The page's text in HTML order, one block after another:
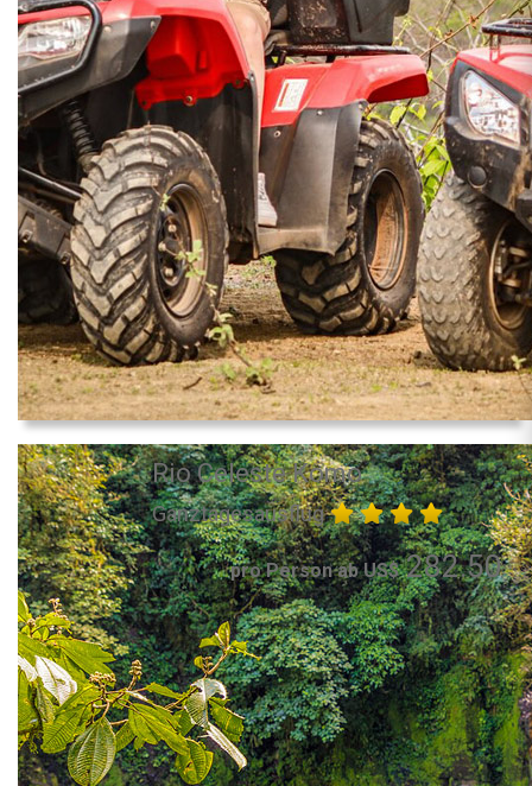
Rio Celeste Komo
Ganztagesausflug
pro Person ab US$282.50